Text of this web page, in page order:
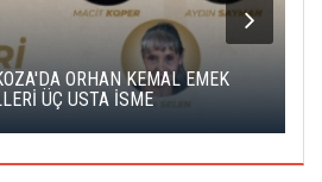
ORHAN KEMAL EMEK
ÜÇ USTA İSME